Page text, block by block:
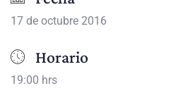
17 de octubre 2016
Horario
19:00 hrs